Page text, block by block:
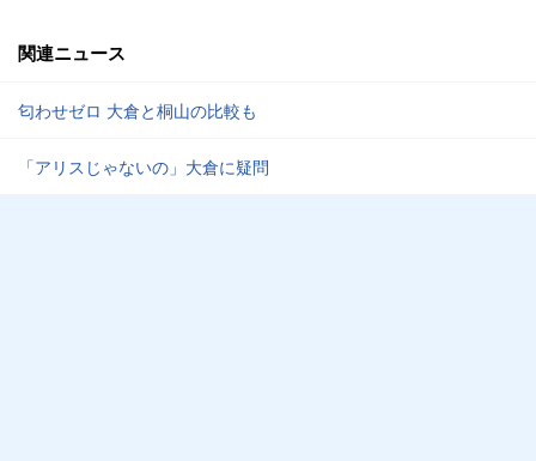
関連ニュース
匂わせゼロ 大倉と桐山の比較も
「アリスじゃないの」大倉に疑問